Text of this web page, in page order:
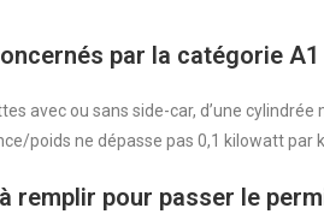
par la catégorie
avec ou sans side-car, d’une
poids ne dépasse pas 0,1 kilowatt par
remplir pour passer le